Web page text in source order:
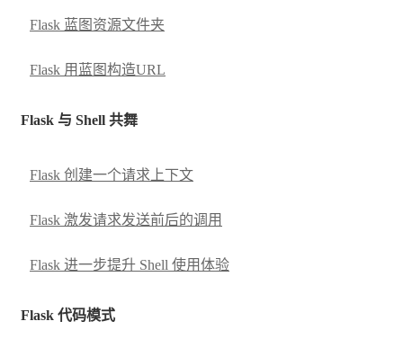
Flask 蓝图资源文件夹
Flask 用蓝图构造URL
Flask 与 Shell 共舞
Flask 创建一个请求上下文
Flask 激发请求发送前后的调用
Flask 进一步提升 Shell 使用体验
Flask 代码模式